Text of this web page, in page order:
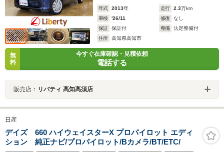
年式 2013年 走行 2.3万km
車検
'26/11 修復
なし
保証
保証付 整備
法定整備付
住所
高知県高知市
無
料
今すぐ在庫確認・見積依頼
電話する
販売店： リバティ 高知高須店
日産
デイズ 660 ハイウェイスターX プロパイロット エディ
ション 純正ナビ/プロパイロット/Bカメラ/BT/ETC/